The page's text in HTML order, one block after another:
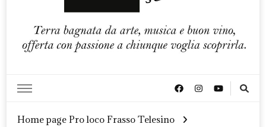
Home page Pro loco Frasso Telesino